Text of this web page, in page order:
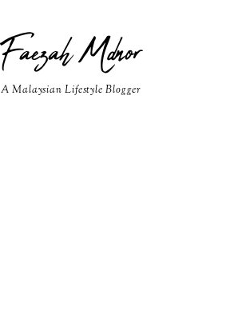
Faezah Mdnor
A Malaysian Lifestyle Blogger